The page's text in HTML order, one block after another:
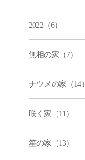
2022（6）
無相の家（7）
ナツメの家（14）
咲く家（11）
笙の家（13）